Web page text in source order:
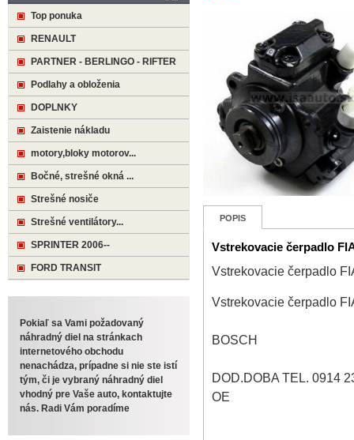
POPIS
Vstrekovacie čerpadlo
Vstrekovacie čerpadlo
Vstrekovacie čerpadlo
BOSCH
DOD.DOBA TEL. 0914
OE
Top ponuka
RENAULT
PARTNER - BERLINGO - RIFTER
Podlahy a obloženia
DOPLNKY
Zaistenie nákladu
motory,bloky motorov...
Bočné, strešné okná ...
Strešné nosiče
Strešné ventilátory...
SPRINTER 2006--
FORD TRANSIT
Pokiaľ sa Vami požadovaný
náhradný diel na stránkach
internetového obchodu
nenachádza, prípadne si nie ste istí
tým, či je vybraný náhradný diel
vhodný pre Vaše auto, kontaktujte
nás. Radi Vám poradíme